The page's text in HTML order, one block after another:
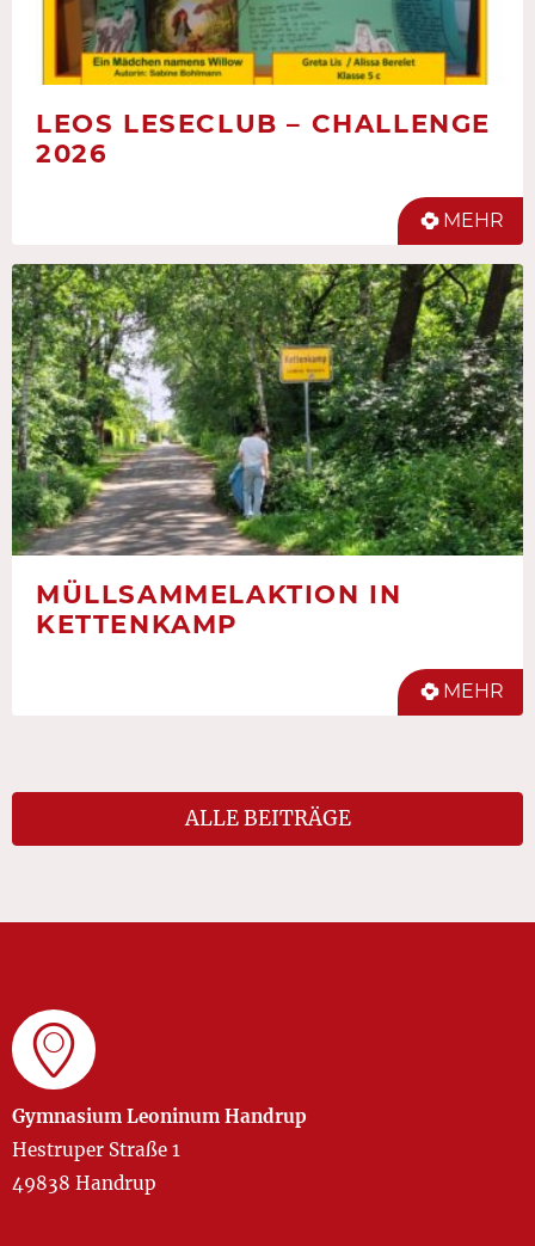
LEOS LESECLUB – CHALLENGE
2026
MEHR
MÜLLSAMMELAKTION IN
KETTENKAMP
MEHR
ALLE BEITRÄGE
Gymnasium Leoninum Handrup
Hestruper Straße 1
49838 Handrup